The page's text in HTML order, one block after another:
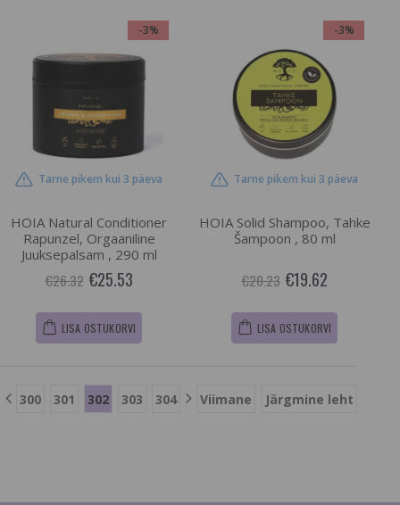
-3%
Tarne pikem kui 3 päeva
HOIA Natural Conditioner
Rapunzel, Orgaaniline
Juuksepalsam , 290 ml
€26.32 €25.53
LISA OSTUKORVI
-3%
Tarne pikem kui 3 päeva
HOIA Solid Shampoo, Tahke
Šampoon , 80 ml
€20.23 €19.62
LISA OSTUKORVI
300 301 302 303 304 Viimane Järgmine leht